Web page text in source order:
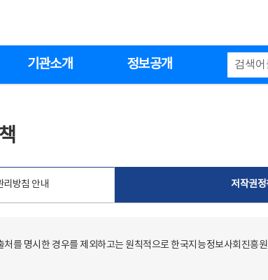
기관소개 정보공개
리방침 안내 저작권정
를 명시한 경우를 제외하고는 원칙적으로 한국지능정보사회진흥